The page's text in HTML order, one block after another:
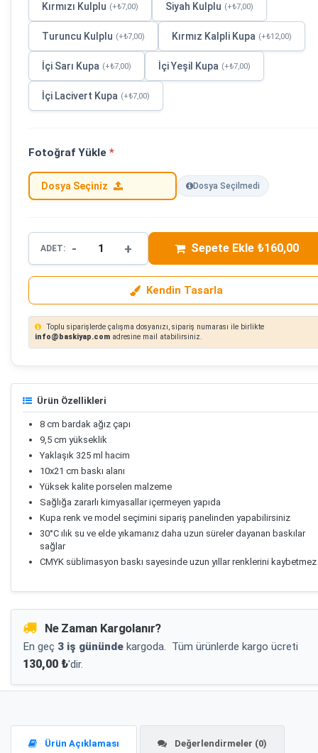
Kırmızı Kulplu (+₺7,00) Siyah Kulplu (+₺7,00)
Turuncu Kulplu (+₺7,00) Kırmız Kalpli Kupa (+₺12,00)
İçi Sarı Kupa (+₺7,00) İçi Yeşil Kupa (+₺7,00)
İçi Lacivert Kupa (+₺7,00)
Fotoğraf Yükle *
Dosya Seçiniz Dosya Seçilmedi
ADET: - + Sepete Ekle ₺160,00
Kendin Tasarla
Toplu siparişlerde çalışma dosyanızı, sipariş numarası ile birlikte
info@baskiyap.com adresine mail atabilirsiniz.
Ürün Özellikleri
8 cm bardak ağız çapı
9,5 cm yükseklik
Yaklaşık 325 ml hacim
10x21 cm baskı alanı
Yüksek kalite porselen malzeme
Sağlığa zararlı kimyasallar içermeyen yapıda
Kupa renk ve model seçimini sipariş panelinden yapabilirsiniz
30°C ılık su ve elde yıkamanız daha uzun süreler dayanan baskılar
sağlar
CMYK süblimasyon baskı sayesinde uzun yıllar renklerini kaybetmez
Ne Zaman Kargolanır?
En geç 3 iş gününde kargoda. Tüm ürünlerde kargo ücreti
130,00 ₺'dir.
Ürün Açıklaması Değerlendirmeler (0)